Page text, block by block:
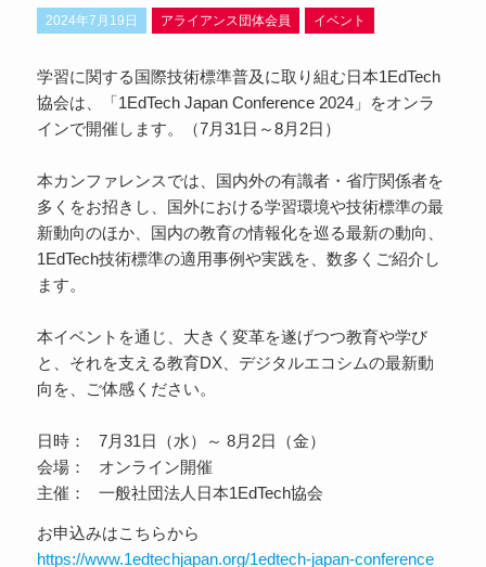
2024年7月19日 アライアンス団体会員 イベント
学習に関する国際技術標準普及に取り組む日本1EdTech
協会は、「1EdTech Japan Conference 2024」をオンラ
インで開催します。（7月31日～8月2日）
本カンファレンスでは、国内外の有識者・省庁関係者を
多くをお招きし、国外における学習環境や技術標準の最
新動向のほか、国内の教育の情報化を巡る最新の動向、
1EdTech技術標準の適用事例や実践を、数多くご紹介し
ます。
本イベントを通じ、大きく変革を遂げつつ教育や学び
と、それを支える教育DX、デジタルエコシムの最新動
向を、ご体感ください。
日時： 7月31日（水）～ 8月2日（金）
会場： オンライン開催
主催： 一般社団法人日本1EdTech協会
お申込みはこちらから
https://www.1edtechjapan.org/1edtech-japan-conference